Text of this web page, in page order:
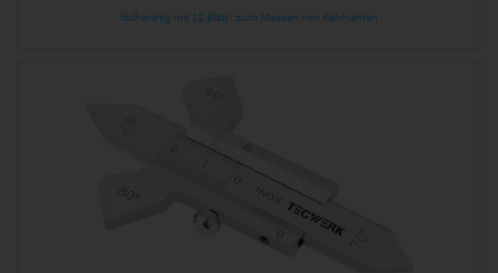
fächerartig mit 12 Blatt · zum Messen von Kehlnähten